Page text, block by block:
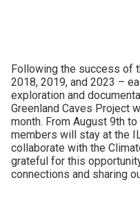
Following the success of
2018, 2019, and 2023 –
exploration and
Greenland Caves Project
month. From August 9th
members will stay at the
collaborate with the
grateful for this
connections and sharing